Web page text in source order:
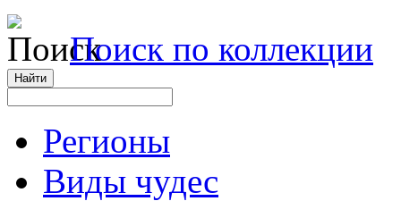
Поиск по коллекции
Регионы
Виды чудес